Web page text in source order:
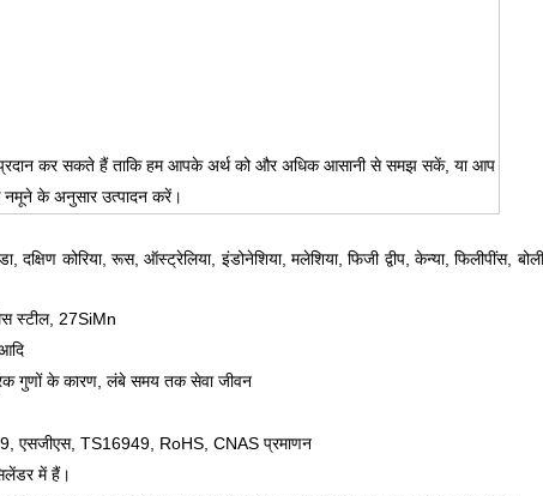
प्रदान कर सकते हैं ताकि हम आपके अर्थ को और अधिक आसानी से समझ सकें, या आप
के अनुसार उत्पादन करें।
दक्षिण कोरिया, रूस, ऑस्ट्रेलिया, इंडोनेशिया, मलेशिया, फिजी द्वीप, केन्या, फिलीपींस,
स्टील, 27SiMn
गुणों के कारण, लंबे समय तक सेवा जीवन
एसजीएस, TS16949, RoHS, CNAS प्रमाणन
में हैं।